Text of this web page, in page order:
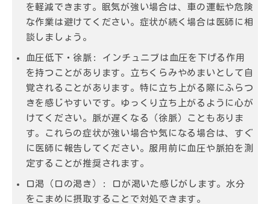
を軽減できます。眠気が強い場合は、車の運転や危険
な作業は避けてください。症状が続く場合は医師に相
談しましょう。
血圧低下・徐脈:
インチュニブは血圧を下げる作用
を持つことがあります。立ちくらみやめまいとして自
覚されることがあります。特に立ち上がる際にふらつ
きを感じやすいです。ゆっくり立ち上がるように心が
けてください。脈が遅くなる（徐脈）こともありま
す。これらの症状が強い場合や気になる場合は、すぐ
に医師に報告してください。服用前に血圧や脈拍を測
定することが推奨されます。
口渇（口の渇き）:
口が渇いた感じがします。水分
をこまめに摂取することで対処できます。